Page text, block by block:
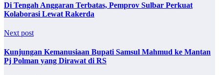
Di Tengah Anggaran Terbatas, Pemprov Sulbar Perkuat
Kolaborasi Lewat Rakerda
Next post
Kunjungan Kemanusiaan Bupati Samsul Mahmud ke Mantan
Pj Polman yang Dirawat di RS